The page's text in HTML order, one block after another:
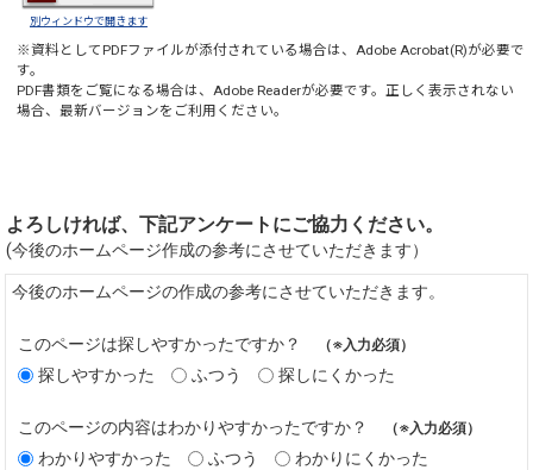
別ウィンドウで開きます
※資料としてPDFファイルが添付されている場合は、Adobe Acrobat(R)が必要で
す。
PDF書類をご覧になる場合は、Adobe Readerが必要です。正しく表示されない
場合、最新バージョンをご利用ください。